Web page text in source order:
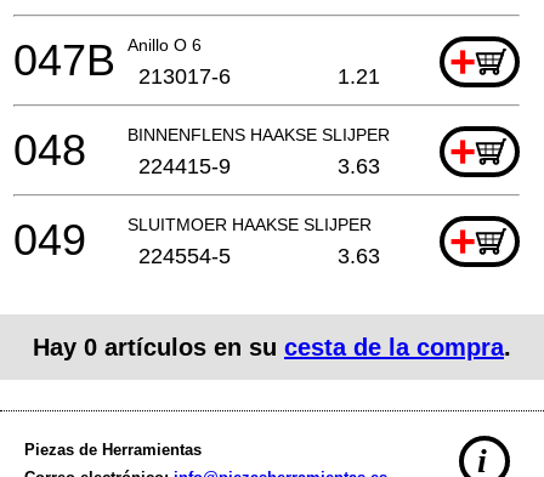
Anillo O 6 +
047B 213017-6 1.21
BINNENFLENS HAAKSE SLIJPER EN +
048 224415-9 3.63
SLUITMOER HAAKSE SLIJPER +
049 224554-5 3.63
Hay 0 artículos en su cesta de la compra.
Piezas de Herramientas
i